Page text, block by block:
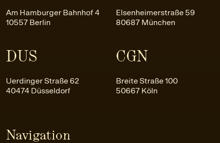
Am Hamburger Bahnhof 4
10557 Berlin
Elsenheimerstraße 59
80687 München
DUS
Uerdinger Straße 62
40474 Düsseldorf
CGN
Breite Straße 100
50667 Köln
Navigation